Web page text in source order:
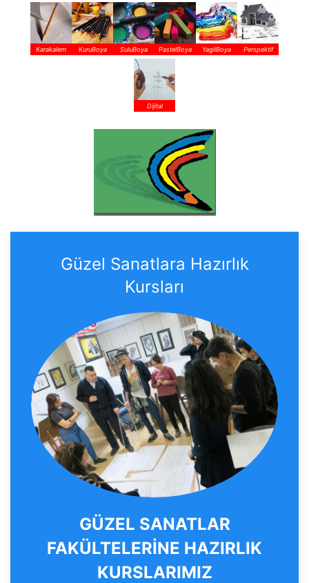
Karakalem KuruBoya SuluBoya PastelBoya YagliBoya Perspektif
Dijital
Güzel Sanatlara Hazırlık
Kursları
GÜZEL SANATLAR
FAKÜLTELERİNE HAZIRLIK
KURSLARIMIZ